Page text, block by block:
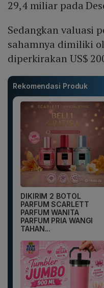
29,4 miliar pada
Sedangkan valuasi
sahamnya dimiliki
diperkirakan US$
Rekomendasi Produk
DIKIRIM 2 BOTOL
PARFUM SCARLETT
PARFUM WANITA
PARFUM PRIA WANGI
TAHAN...